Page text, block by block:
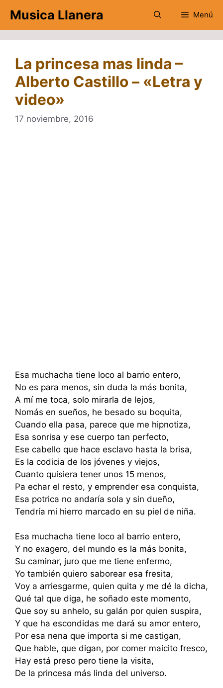
contenido
Musica Llanera Menú
La princesa mas linda –
Alberto Castillo – «Letra y
video»
17 noviembre, 2016
Esa muchacha tiene loco al barrio entero,
No es para menos, sin duda la más bonita,
A mí me toca, solo mirarla de lejos,
Nomás en sueños, he besado su boquita,
Cuando ella pasa, parece que me hipnotiza,
Esa sonrisa y ese cuerpo tan perfecto,
Ese cabello que hace esclavo hasta la brisa,
Es la codicia de los jóvenes y viejos,
Cuanto quisiera tener unos 15 menos,
Pa echar el resto, y emprender esa conquista,
Esa potrica no andaría sola y sin dueño,
Tendría mi hierro marcado en su piel de niña.
Esa muchacha tiene loco al barrio entero,
Y no exagero, del mundo es la más bonita,
Su caminar, juro que me tiene enfermo,
Yo también quiero saborear esa fresita,
Voy a arriesgarme, quien quita y me dé la dicha,
Qué tal que diga, he soñado este momento,
Que soy su anhelo, su galán por quien suspira,
Y que ha escondidas me dará su amor entero,
Por esa nena que importa si me castigan,
Que hable, que digan, por comer maicito fresco,
Hay está preso pero tiene la visita,
De la princesa más linda del universo.